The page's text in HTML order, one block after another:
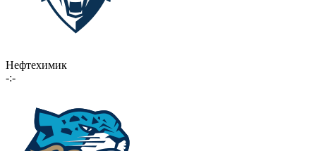
Нефтехимик
-:-